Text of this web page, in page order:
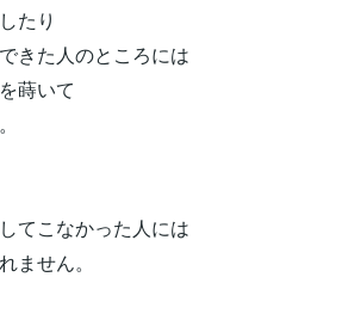
たり
きた人のところには
蒔いて
てこなかった人には
ません。